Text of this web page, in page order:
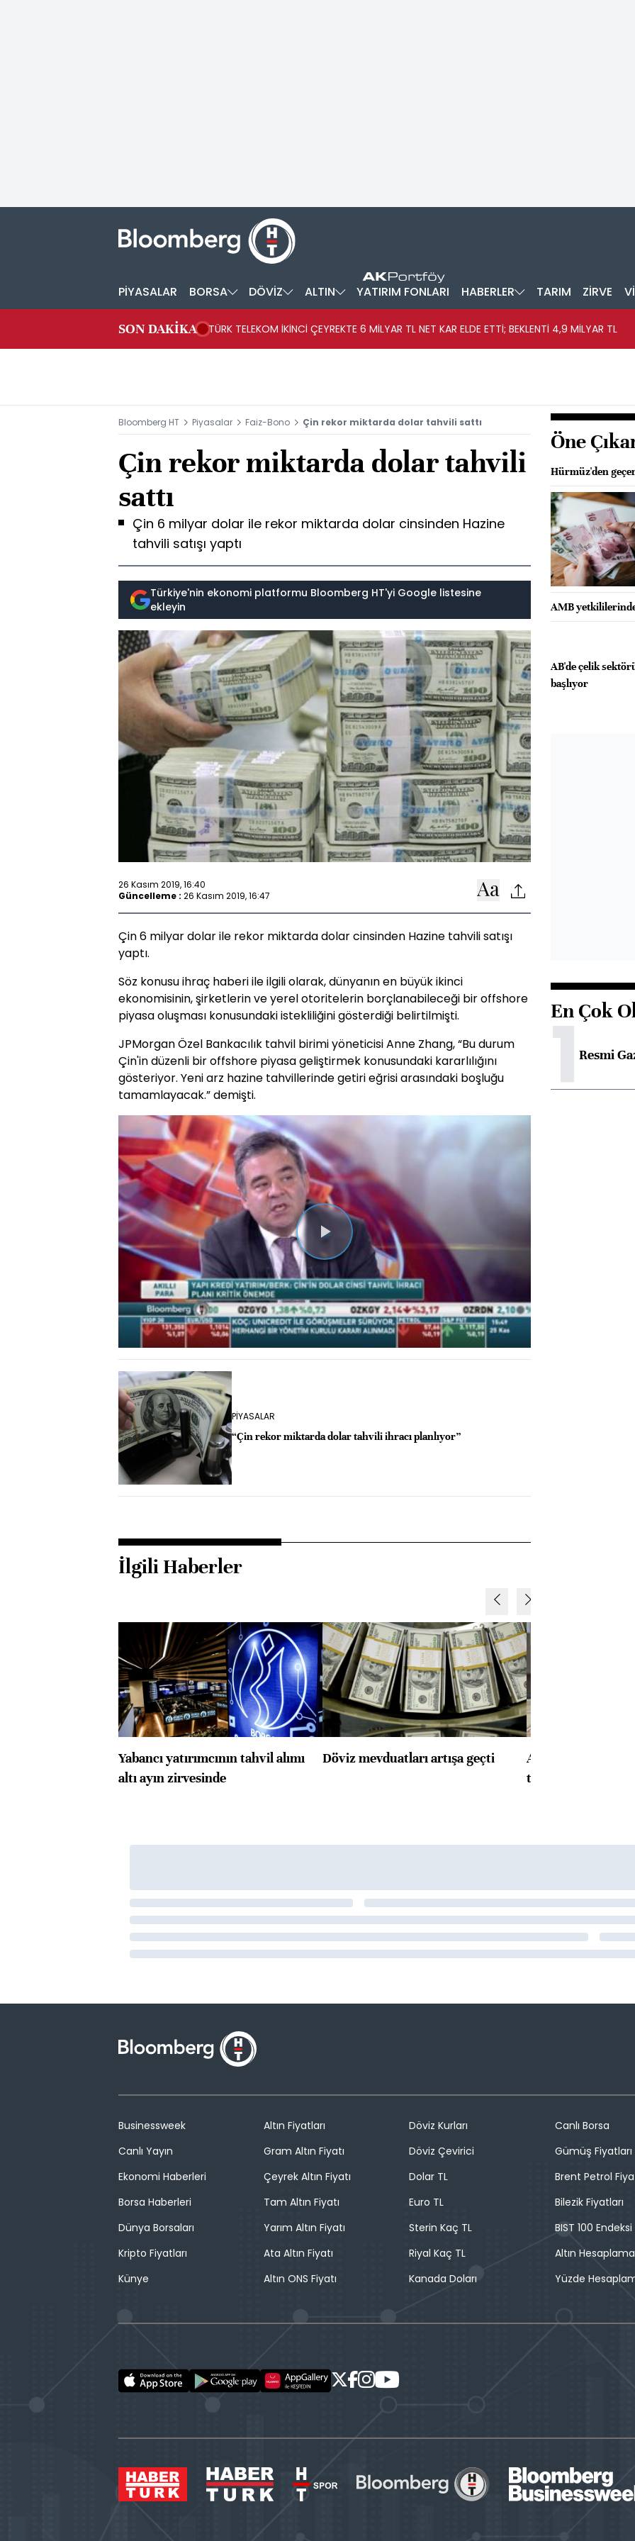
PİYASALAR BORSA DÖVİZ ALTIN YATIRIM FONLARI HABERLER TARIM ZİRVE
SON DAKİKA TÜRK TELEKOM İKİNCİ ÇEYREKTE 6 MİLYAR TL NET KAR ELDE ETTİ; BEKLENTİ 4,9 MİLYAR TL
Bloomberg HT Piyasalar Faiz-Bono Çin rekor miktarda dolar tahvili sattı
Çin rekor miktarda dolar tahvili
sattı
Çin 6 milyar dolar ile rekor miktarda dolar cinsinden Hazine
tahvili satışı yaptı
Türkiye'nin ekonomi platformu Bloomberg HT'yi Google listesine
ekleyin
26 Kasım 2019, 16:40
Güncelleme : 26 Kasım 2019, 16:47
Çin 6 milyar dolar ile rekor miktarda dolar cinsinden Hazine tahvili satışı
yaptı.
Söz konusu ihraç haberi ile ilgili olarak, dünyanın en büyük ikinci
ekonomisinin, şirketlerin ve yerel otoritelerin borçlanabileceği bir offshore
piyasa oluşması konusundaki istekliliğini gösterdiği belirtilmişti.
JPMorgan Özel Bankacılık tahvil birimi yöneticisi Anne Zhang, “Bu durum
Çin'in düzenli bir offshore piyasa geliştirmek konusundaki kararlılığını
gösteriyor. Yeni arz hazine tahvillerinde getiri eğrisi arasındaki boşluğu
tamamlayacak.” demişti.
Videoyu
Oynat
PİYASALAR
“Çin rekor miktarda dolar tahvili ihracı planlıyor”
İlgili Haberler
Yabancı yatırımcının tahvil alımı
altı ayın zirvesinde
Döviz mevduatları artışa geçti
ABD'de konut
toparlandı
Öne
Hürmüz'den geçen
AMB
AB'de çelik
başlıyor
En Çok
1Resmi
Businessweek
Canlı Yayın
Ekonomi Haberleri
Borsa Haberleri
Dünya Borsaları
Kripto Fiyatları
Künye
Altın Fiyatları
Gram Altın Fiyatı
Çeyrek Altın Fiyatı
Tam Altın Fiyatı
Yarım Altın Fiyatı
Ata Altın Fiyatı
Altın ONS Fiyatı
Döviz Kurları
Döviz Çevirici
Dolar TL
Euro TL
Sterin Kaç TL
Riyal Kaç TL
Kanada Doları
Canlı Borsa
Gümüş Fiyatları
Brent Petrol
Bilezik Fiyatları
BIST 100 Endeksi
Altın Hesaplama
Yüzde